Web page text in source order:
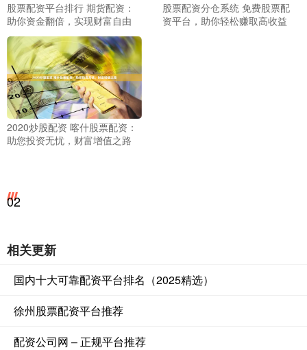
股票配资平台排行 期货配资：
助你资金翻倍，实现财富自由
股票配资分仓系统 免费股票配
资平台，助你轻松赚取高收益
2020炒股配资 喀什股票配资：
助您投资无忧，财富增值之路
02
相关更新
国内十大可靠配资平台排名（2025精选）
徐州股票配资平台推荐
配资公司网 – 正规平台推荐